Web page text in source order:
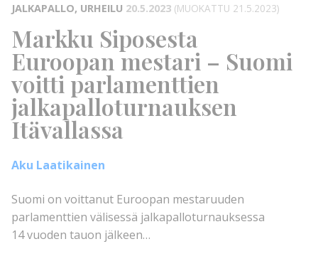
JALKAPALLO, URHEILU 20.5.2023 (MUOKATTU 21.5.2023)
Markku Siposesta
Euroopan mestari – Suomi
voitti parlamenttien
jalkapalloturnauksen
Itävallassa
Aku Laatikainen
Suomi on voittanut Euroopan mestaruuden
parlamenttien välisessä jalkapalloturnauksessa
14 vuoden tauon jälkeen…